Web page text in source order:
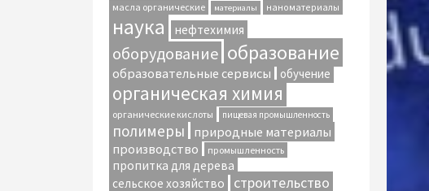
масла органические
материалы наноматериалы
наука нефтехимия
оборудование образование
образовательные сервисы обучение
органическая химия
органические кислоты пищевая промышленность
полимеры
природные материалы
производство
промышленность
пропитка для дерева
сельское хозяйство
строительство